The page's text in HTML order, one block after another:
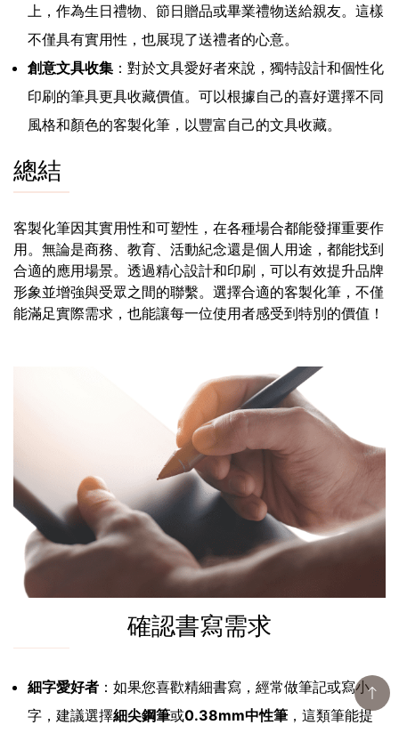
上，作為生日禮物、節日贈品或畢業禮物送給親友。這樣
不僅具有實用性，也展現了送禮者的心意。
創意文具收集 ：對於文具愛好者來說，獨特設計和個性化
印刷的筆具更具收藏價值。可以根據自己的喜好選擇不同
風格和顏色的客製化筆，以豐富自己的文具收藏。
總結
客製化筆因其實用性和可塑性，在各種場合都能發揮重要作
用。無論是商務、教育、活動紀念還是個人用途，都能找到
合適的應用場景。透過精心設計和印刷，可以有效提升品牌
形象並增強與受眾之間的聯繫。選擇合適的客製化筆，不僅
能滿足實際需求，也能讓每一位使用者感受到特別的價值！
確認書寫需求
細字愛好者 ：如果您喜歡精細書寫，經常做筆記或寫小
字，建議選擇細尖鋼筆或0.38mm中性筆 ，這類筆能提